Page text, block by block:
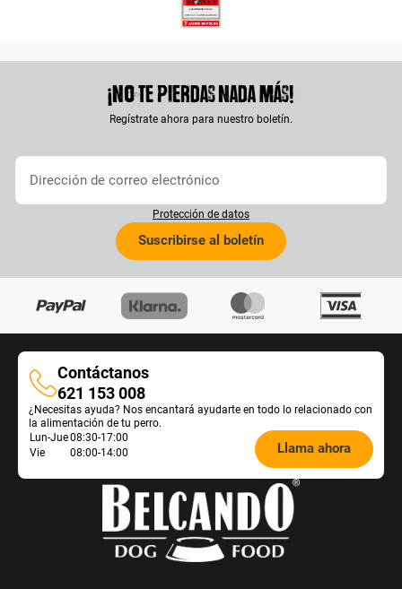
¡No te pierdas nada más!
Regístrate ahora para nuestro boletín.
Protección de datos
Suscribirse al boletín
Contáctanos
Contáctanos
621 153 008
¿Necesitas ayuda? Nos encantará ayudarte en todo lo relacionado con
la alimentación de tu perro.
Öffnungszeiten
Futterberatung:
Lun-Jue08:30-17:00
Vie
08:00-14:00 Llama ahora